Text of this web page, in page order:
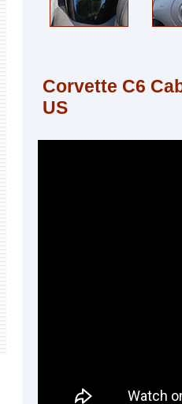
Corvette C6
US